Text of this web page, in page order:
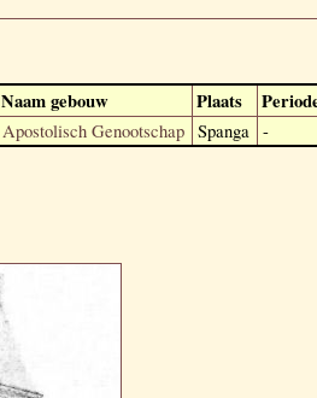
Naam gebouw Plaats
Apostolisch Genootschap Spanga -